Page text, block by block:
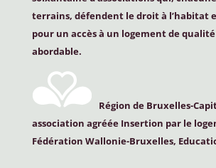
terrains, défendent le droit à l’habitat
pour un accès à un logement de
abordable.
Région de Bruxelles-
association agréée Insertion par le
Fédération Wallonie-Bruxelles,